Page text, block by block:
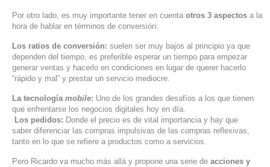
Por otro lado, es muy importante tener en cuenta otros 3 aspectos a la
hora de hablar en términos de conversión:
Los ratios de conversión: suelen ser muy bajos al principio ya que
dependen del tiempo, es preferible esperar un tiempo para empezar
generar ventas y hacerlo en condiciones en lugar de querer hacerlo
“rápido y mal” y prestar un servicio mediocre.
La tecnología mobile: Uno de los grandes desafíos a los que tienen
que enfrentarse los negocios digitales hoy en día.
Los pedidos: Donde el precio es de vital importancia y hay que
saber diferenciar las compras impulsivas de las compras reflexivas,
tanto en lo que se refiere a productos como a servicios.
Pero Ricardo va mucho más allá y propone una serie de acciones y